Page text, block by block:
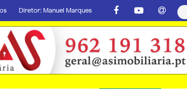
Diretor: Manuel Marques